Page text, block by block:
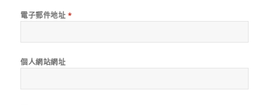
電子郵件地址 *
個人網站網址